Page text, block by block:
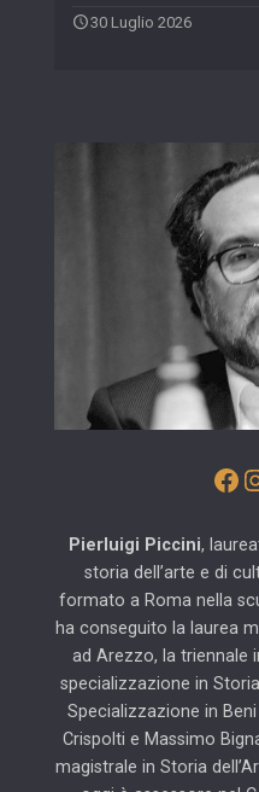
30 Luglio 2026
Pierluigi Piccini,
storia dell’arte e di
formato a Roma nella
ha conseguito la laurea
ad Arezzo, la triennale
specializzazione in
Specializzazione in
Crispolti e Massimo
magistrale in Storia